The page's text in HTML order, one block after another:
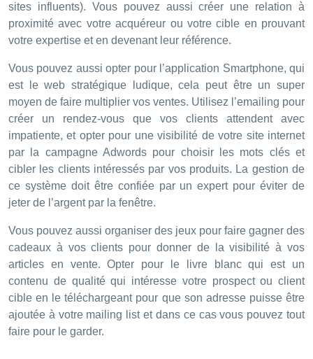
sites influents). Vous pouvez aussi créer une relation à
proximité avec votre acquéreur ou votre cible en prouvant
votre expertise et en devenant leur référence.
Vous pouvez aussi opter pour l’application Smartphone, qui
est le web stratégique ludique, cela peut être un super
moyen de faire multiplier vos ventes. Utilisez l’emailing pour
créer un rendez-vous que vos clients attendent avec
impatiente, et opter pour une visibilité de votre site internet
par la campagne Adwords pour choisir les mots clés et
cibler les clients intéressés par vos produits. La gestion de
ce système doit être confiée par un expert pour éviter de
jeter de l’argent par la fenêtre.
Vous pouvez aussi organiser des jeux pour faire gagner des
cadeaux à vos clients pour donner de la visibilité à vos
articles en vente. Opter pour le livre blanc qui est un
contenu de qualité qui intéresse votre prospect ou client
cible en le téléchargeant pour que son adresse puisse être
ajoutée à votre mailing list et dans ce cas vous pouvez tout
faire pour le garder.